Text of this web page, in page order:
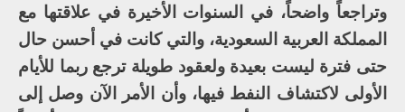
وتراجعاً واضحاً، في السنوات الأخيرة في علاقتها مع
المملكة العربية السعودية، والتي كانت في أحسن حال
حتى فترة ليست بعيدة ولعقود طويلة ترجع ربما للأيام
الأولى لاكتشاف النفط فيها، وأن الأمر الآن وصل إلى